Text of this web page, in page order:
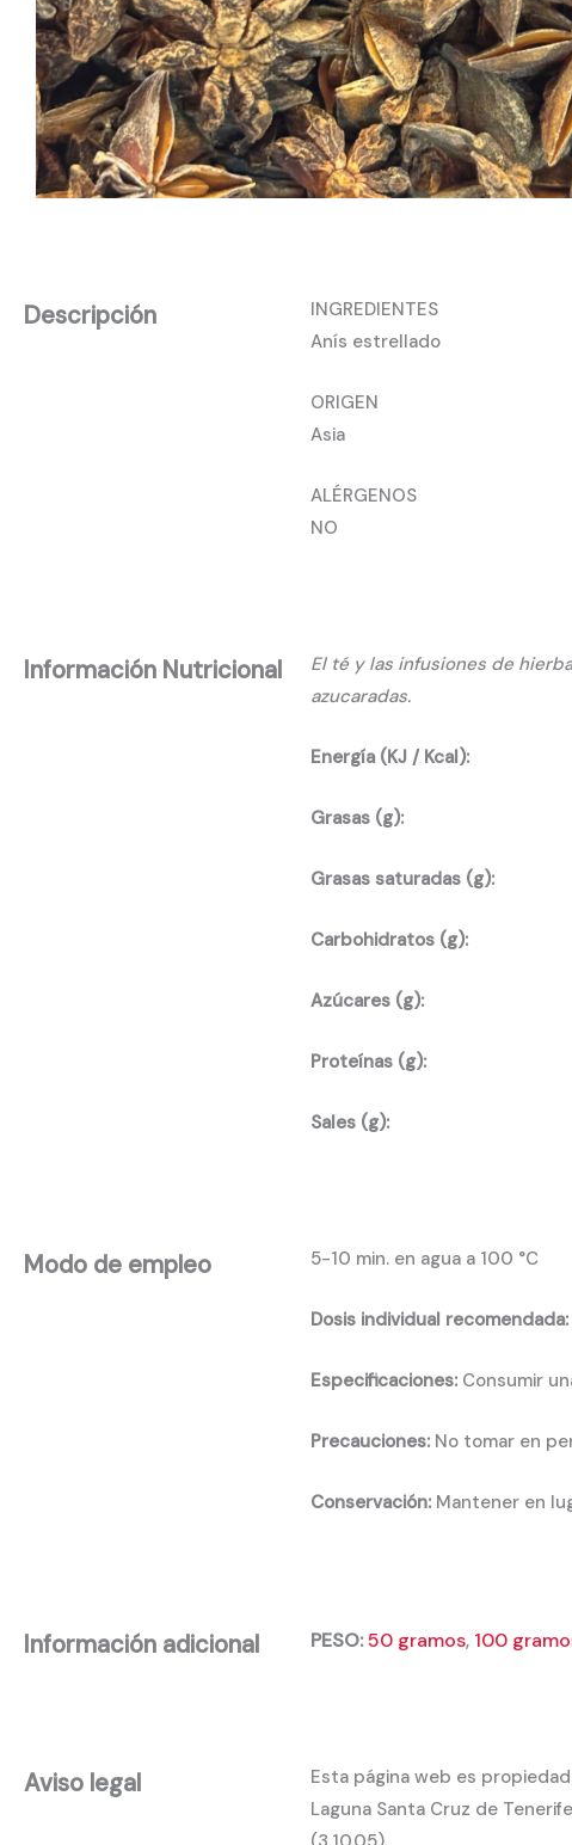
Descripción
INGREDIENTES
Anís estrellado
ORIGEN
Asia
ALÉRGENOS
NO
Información Nutricional
El té y las infusiones de
azucaradas.
Energía (KJ / Kcal):
Grasas (g):
Grasas saturadas (g):
Carbohidratos (g):
Azúcares (g):
Proteínas (g):
Sales (g):
Modo de empleo 5-10 min. en agua a 100 °C
Dosis individual recomendada:
Especificaciones: Consumir
Precauciones: No tomar en
Conservación: Mantener en
Información adicional PESO:50 gramos, 100
Aviso legal
Esta página web es propiedad
Laguna Santa Cruz de